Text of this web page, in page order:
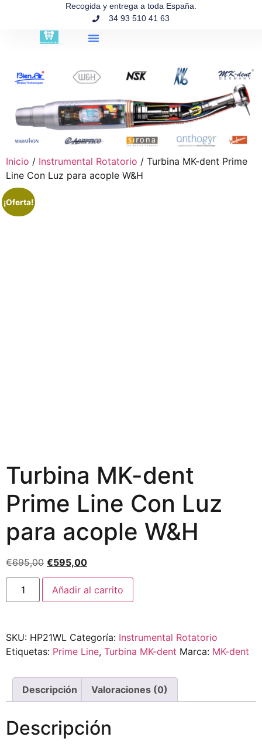
Recogida y entrega a toda España.
34 93 510 41 63
Inicio / Instrumental Rotatorio / Turbina MK-dent Prime
Line Con Luz para acople W&H
¡Oferta!
Turbina MK-dent
Prime Line Con Luz
para acople W&H
€695,00 €595,00
Añadir al carrito
SKU: HP21WL Categoría: Instrumental Rotatorio
Etiquetas: Prime Line, Turbina MK-dent Marca: MK-dent
Descripción Valoraciones (0)
Descripción